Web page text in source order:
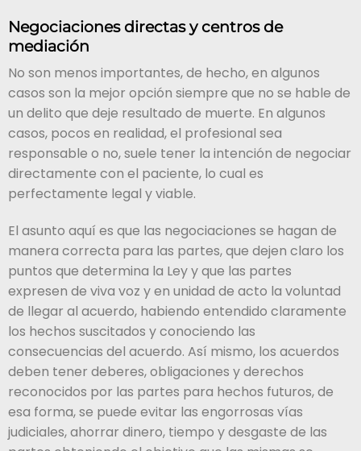
Negociaciones directas y centros de
mediación
No son menos importantes, de hecho, en algunos
casos son la mejor opción siempre que no se hable de
un delito que deje resultado de muerte. En algunos
casos, pocos en realidad, el profesional sea
responsable o no, suele tener la intención de negociar
directamente con el paciente, lo cual es
perfectamente legal y viable.
El asunto aquí es que las negociaciones se hagan de
manera correcta para las partes, que dejen claro los
puntos que determina la Ley y que las partes
expresen de viva voz y en unidad de acto la voluntad
de llegar al acuerdo, habiendo entendido claramente
los hechos suscitados y conociendo las
consecuencias del acuerdo. Así mismo, los acuerdos
deben tener deberes, obligaciones y derechos
reconocidos por las partes para hechos futuros, de
esa forma, se puede evitar las engorrosas vías
judiciales, ahorrar dinero, tiempo y desgaste de las